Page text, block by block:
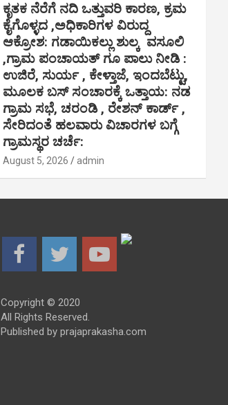
ಕೃತಕ ನೆರೆಗೆ ನದಿ ಒತ್ತುವರಿ ಕಾರಣ, ಕ್ರಮ
ಕೈಗೊಳ್ಳದ ,ಅಧಿಕಾರಿಗಳ ವಿರುದ್ದ
ಆಕ್ರೋಶ: ಗಡಾಯಿಕಲ್ಲು ಶುಲ್ಕ ವಸೂಲಿ
,ಗ್ರಾಮ ಪಂಚಾಯತ್ ಗೂ ಪಾಲು ನೀಡಿ :
ಉಜಿರೆ, ಸುರ್ಯ , ಕೇಳ್ತಾಜೆ, ಇಂದಬೆಟ್ಟು,
ಮೂಲಕ ಬಸ್ ಸಂಚಾರಕ್ಕೆ ಒತ್ತಾಯ: ನಡ
ಗ್ರಾಮ ಸಭೆ, ಚರಂಡಿ , ರೇಶನ್ ಕಾರ್ಡ್ ,
ಸೇರಿದಂತೆ ಹಲವಾರು ವಿಚಾರಗಳ ಬಗ್ಗೆ
ಗ್ರಾಮಸ್ಥರ ಚರ್ಚೆ:
August 5, 2026 admin
Copyright © 2020
All Rights Reserved.
Published by prajaprakasha.com